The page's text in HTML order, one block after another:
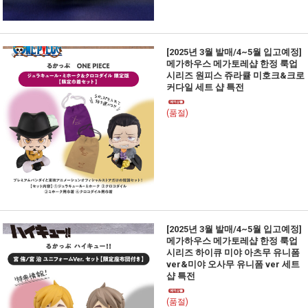
[2025년 3월 발매/4~5월 입고예정]
메가하우스 메가토레샵 한정 룩업
시리즈 원피스 쥬라큘 미호크&크로
커다일 세트 샵 특전
(품절)
[2025년 3월 발매/4~5월 입고예정]
메가하우스 메가토레샵 한정 룩업
시리즈 하이큐 미야 아츠무 유니폼
ver&미야 오사무 유니폼 ver 세트
샵 특전
(품절)